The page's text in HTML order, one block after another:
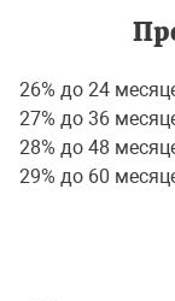
26% до 24
27% до 36
28% до 48
29% до 60